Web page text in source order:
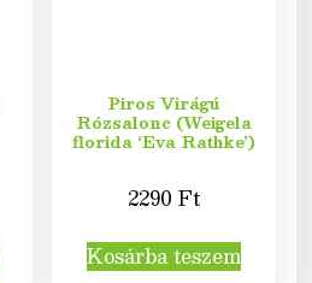
Piros Virágú
Rózsalonc (Weigela
florida ‘Eva Rathke’)
2290 Ft
Kosárba teszem